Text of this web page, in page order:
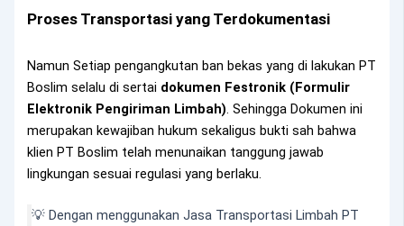
Proses Transportasi yang Terdokumentasi
Namun Setiap pengangkutan ban bekas yang di lakukan PT
Boslim selalu di sertai dokumen Festronik (Formulir
Elektronik Pengiriman Limbah). Sehingga Dokumen ini
merupakan kewajiban hukum sekaligus bukti sah bahwa
klien PT Boslim telah menunaikan tanggung jawab
lingkungan sesuai regulasi yang berlaku.
💡 Dengan menggunakan Jasa Transportasi Limbah PT